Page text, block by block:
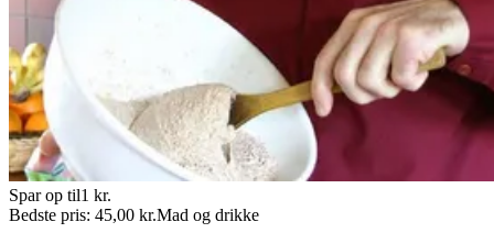
Spar op til1 kr.
Bedste pris: 45,00 kr.Mad og drikke